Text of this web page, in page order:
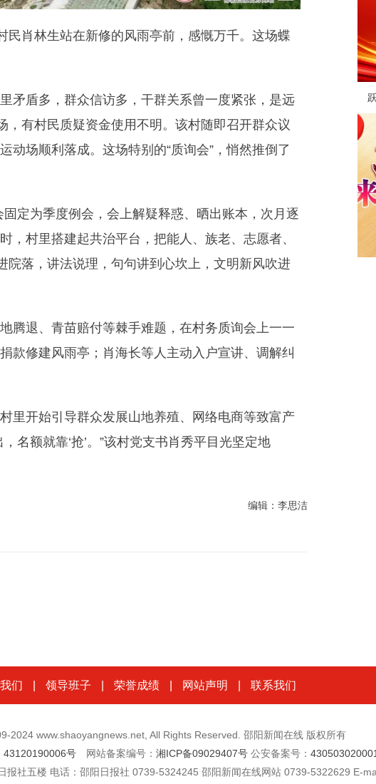
民肖林生站在新修的风雨亭前，感慨万千。这场蝶
矛盾多，群众信访多，干群关系曾一度紧张，是远
，有村民质疑资金使用不明。该村随即召开群众议
动场顺利落成。这场特别的“质询会”，悄然推倒了
固定为季度例会，会上解疑释惑、晒出账本，次月逐
，村里搭建起共治平台，把能人、族老、志愿者、
院落，讲法说理，句句讲到心坎上，文明新风吹进
腾退、青苗赔付等棘手难题，在村务质询会上一一
款修建风雨亭；肖海长等人主动入户宣讲、调解纠
里开始引导群众发展山地养殖、网络电商等致富产
名额就靠‘抢’。”该村党支书肖秀平目光坚定地
编辑：李思洁
们 领导班子 荣誉成绩 网站声明 联系我们
2024 www.shaoyangnews.net, All Rights Reserved. 邵阳新闻在线 版权所有
43120190006号网站备案编号： 湘ICP备09029407号公安备案号：
报社五楼 电话：邵阳日报社 0739-5324245 邵阳新闻在线网站 0739-5322629 E-